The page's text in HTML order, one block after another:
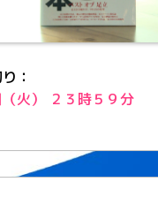
り：
火） ２３時５９分